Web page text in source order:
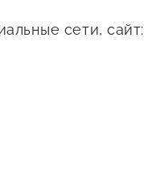
сети, сайт: